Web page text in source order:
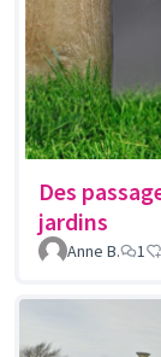
Des
jardins
Anne B. 1